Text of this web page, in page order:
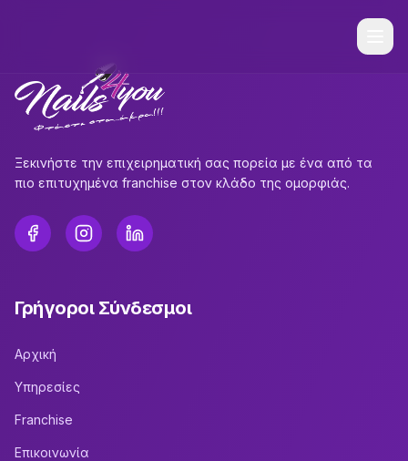
Ξεκινήστε την επιχειρηματική σας πορεία με ένα από τα
πιο επιτυχημένα franchise στον κλάδο της ομορφιάς.
Γρήγοροι Σύνδεσμοι
Αρχική
Υπηρεσίες
Franchise
Επικοινωνία